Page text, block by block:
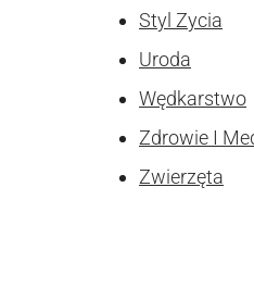
Styl Zycia
Uroda
Wędkarstwo
Zdrowie I
Zwierzęta